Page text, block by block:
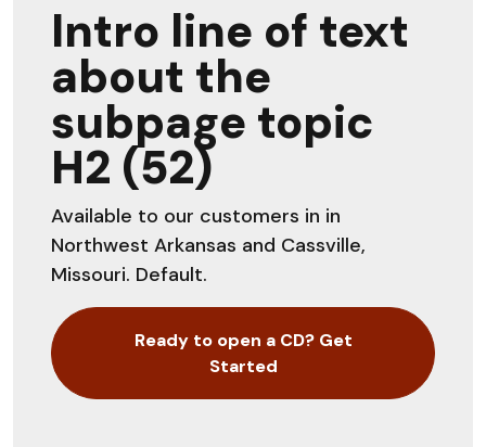
Intro line of text
about the
subpage topic
H2 (52)
Available to our customers in in
Northwest Arkansas and Cassville,
Missouri. Default.
Ready to open a CD? Get
Started